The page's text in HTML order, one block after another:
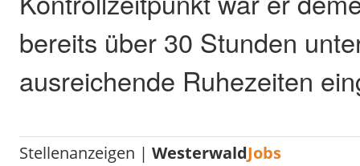
bereits über 30 Stunden
ausreichende Ruhezeiten
Stellenanzeigen |WesterwaldJobs